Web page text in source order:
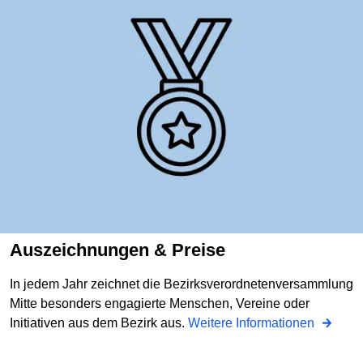
Auszeichnungen & Preise
In jedem Jahr zeichnet die Bezirksverordnetenversammlung
Mitte besonders engagierte Menschen, Vereine oder
Initiativen aus dem Bezirk aus. Weitere Informationen